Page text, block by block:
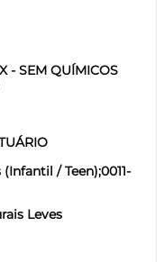
- SEM QUÍMICOS
(Infantil / Teen);0011-
Leves